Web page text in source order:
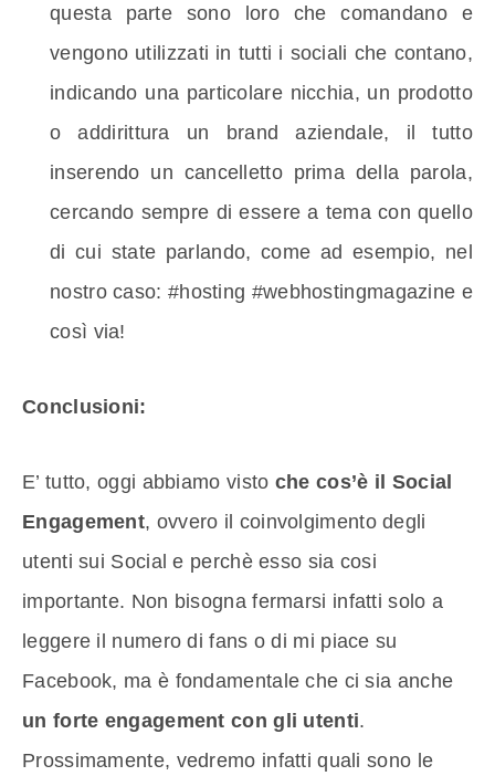
questa parte sono loro che comandano e
vengono utilizzati in tutti i sociali che contano,
indicando una particolare nicchia, un prodotto
o addirittura un brand aziendale, il tutto
inserendo un cancelletto prima della parola,
cercando sempre di essere a tema con quello
di cui state parlando, come ad esempio, nel
nostro caso: #hosting #webhostingmagazine e
così via!
Conclusioni:
E’ tutto, oggi abbiamo visto che cos’è il Social
Engagement, ovvero il coinvolgimento degli
utenti sui Social e perchè esso sia cosi
importante. Non bisogna fermarsi infatti solo a
leggere il numero di fans o di mi piace su
Facebook, ma è fondamentale che ci sia anche
un forte engagement con gli utenti.
Prossimamente, vedremo infatti quali sono le